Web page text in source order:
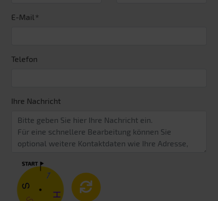
E-Mail
Telefon
Ihre Nachricht